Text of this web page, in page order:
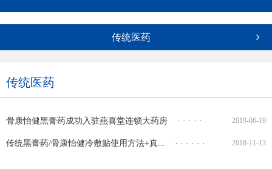
传统医药
传统医药
骨康怡健黑膏药成功入驻燕喜堂连锁大药房 · · · · · · · · · · · · · · · · ·
2019-06-10
传统黑膏药/骨康怡健冷敷贴使用方法+真... · · · · · · · · · · · · · · · · · ·
2018-11-13